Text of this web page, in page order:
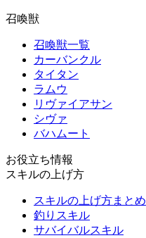
召喚獣
召喚獣一覧
カーバンクル
タイタン
ラムウ
リヴァイアサン
シヴァ
バハムート
お役立ち情報
スキルの上げ方
スキルの上げ方まとめ
釣りスキル
サバイバルスキル